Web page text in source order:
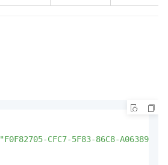
"F0F82705-CFC7-5F83-86C8-